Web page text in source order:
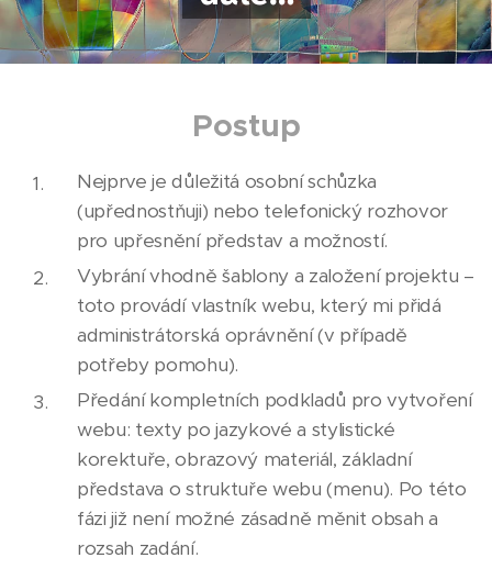
Snažím se vyladit každou
stránku a současně, aby to vše
potřeby hledám i vhodné
web krásně doplní.
Grafické úpravy tam, kde na to
šablona Webnode nestačí.
Jelikož pracuji i s grafickými
programy, je možné si vypomoci
tam, kde mají šablony svoje
limity – například hlavní banner
a umístění loga.
Ladící kombinaci web + letáček
+ vizitku, což vizuálně podpoří
Váš projekt a navodí důvěru
Postup
Nejprve je důležitá osobní schůzka
(upřednostňuji) nebo telefonický rozhovor
pro upřesnění představ a možností.
Vybrání vhodně šablony a založení projektu –
toto provádí vlastník webu, který mi přidá
administrátorská oprávnění (v případě
potřeby pomohu).
Předání kompletních podkladů pro vytvoření
webu: texty po jazykové a stylistické
korektuře, obrazový materiál, základní
představa o struktuře webu (menu). Po této
fázi již není možné zásadně měnit obsah a
rozsah zadání.